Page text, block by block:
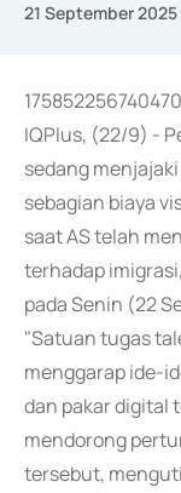
21 September 2025
IQPlus, (22/9) -
sedang
sebagian biaya
saat AS telah
terhadap
pada Senin (22
"Satuan tugas
menggarap ide-
dan pakar digital
mendorong
tersebut,